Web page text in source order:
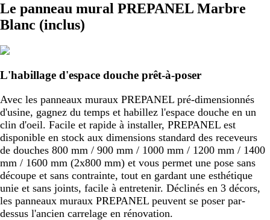
Le panneau mural PREPANEL Marbre
Blanc (inclus)
L'habillage d'espace douche prêt-à-poser
Avec les panneaux muraux PREPANEL pré-dimensionnés
d'usine, gagnez du temps et habillez l'espace douche en un
clin d'oeil. Facile et rapide à installer, PREPANEL est
disponible en stock aux dimensions standard des receveurs
de douches 800 mm / 900 mm / 1000 mm / 1200 mm / 1400
mm / 1600 mm (2x800 mm) et vous permet une pose sans
découpe et sans contrainte, tout en gardant une esthétique
unie et sans joints, facile à entretenir. Déclinés en 3 décors,
les panneaux muraux PREPANEL peuvent se poser par-
dessus l'ancien carrelage en rénovation.